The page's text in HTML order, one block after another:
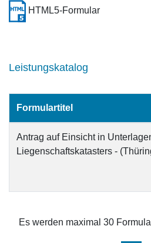
HTML5-Formular
Leistungskatalog
Formulartitel
Antrag auf Einsicht in
Liegenschaftskatasters -
Es werden maximal 30